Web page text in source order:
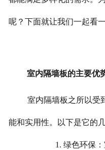
呢？下面就让我们一起看一
室内隔墙板的主要优
室内隔墙板之所以受
能和实用性。以下是它的
1. 绿色环保